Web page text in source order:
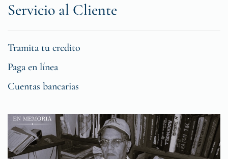
Servicio al Cliente
Tramita tu credito
Paga en línea
Cuentas bancarias